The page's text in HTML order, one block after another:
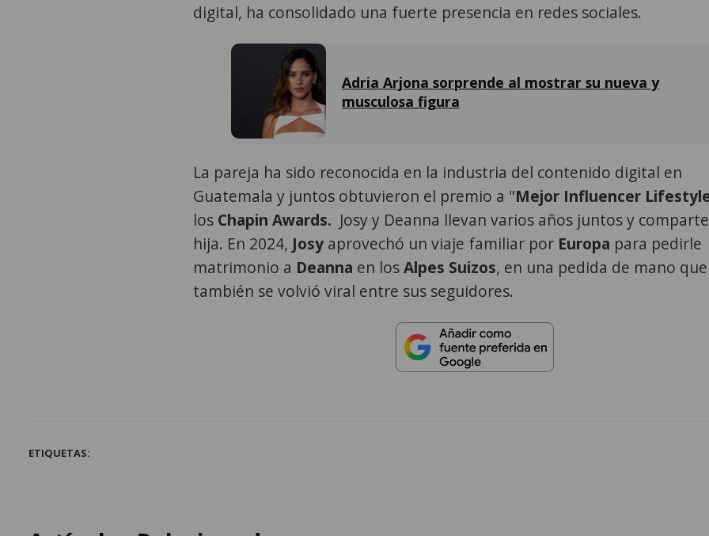
digital, ha consolidado una fuerte presencia en redes sociales.
Adria Arjona sorprende al mostrar su nueva y
musculosa figura
La pareja ha sido reconocida en la industria del contenido digital en
Guatemala y juntos obtuvieron el premio a "Mejor Influencer
los Chapin Awards. Josy y Deanna llevan varios años juntos y
hija. En 2024, Josy aprovechó un viaje familiar por Europa para pedirle
matrimonio a Deanna en losAlpes Suizos, en una pedida de mano que
también se volvió viral entre sus seguidores.
ETIQUETAS: